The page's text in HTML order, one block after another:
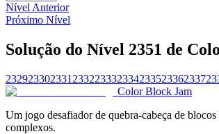
Nível Anterior
Próximo Nível
Solução do Nível 2351 de
232923302331 233223332334233523362337
Color Block Jam
Um jogo desafiador de quebra-cabeça de
complexos.